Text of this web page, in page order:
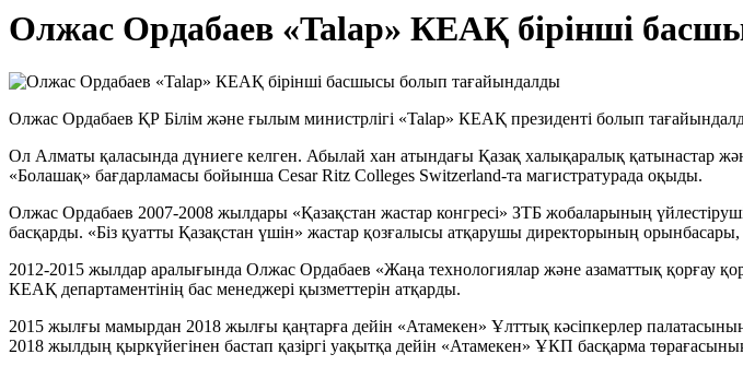
Олжас Ордабаев «Talap» КЕАҚ бірінші
Олжас Ордабаев ҚР Білім және ғылым министрлігі «Talap» КЕАҚ президенті болып
Ол Алматы қаласында дүниеге келген. Абылай хан атындағы Қазақ халықаралық қатынастар
«Болашақ» бағдарламасы бойынша Cesar Ritz Colleges Switzerland-та магистратурада оқыды.
Олжас Ордабаев 2007-2008 жылдары «Қазақстан жастар конгресі» ЗТБ жобаларының
басқарды. «Біз қуатты Қазақстан үшін» жастар қозғалысы атқарушы директорының
2012-2015 жылдар аралығында Олжас Ордабаев «Жаңа технологиялар және азаматтық
КЕАҚ департаментінің бас менеджері қызметтерін атқарды.
2015 жылғы мамырдан 2018 жылғы қаңтарға дейін «Атамекен» Ұлттық кәсіпкерлер
2018 жылдың қыркүйегінен бастап қазіргі уақытқа дейін «Атамекен» ҰКП басқарма